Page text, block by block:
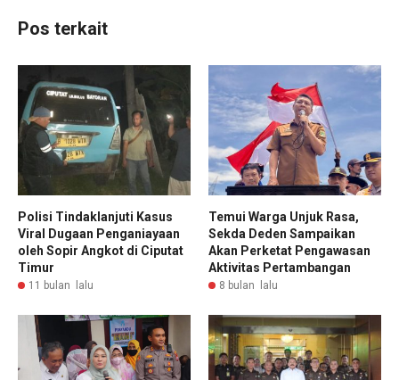
Pos terkait
Polisi Tindaklanjuti Kasus
Viral Dugaan Penganiayaan
oleh Sopir Angkot di Ciputat
Timur
11 bulan lalu
Temui Warga Unjuk Rasa,
Sekda Deden Sampaikan
Akan Perketat Pengawasan
Aktivitas Pertambangan
8 bulan lalu